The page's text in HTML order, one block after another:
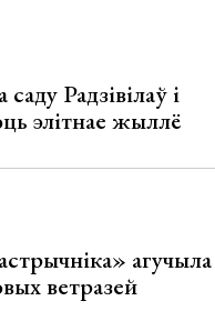
Радзівілаў і
элітнае жыллё
агучыла
ветразей